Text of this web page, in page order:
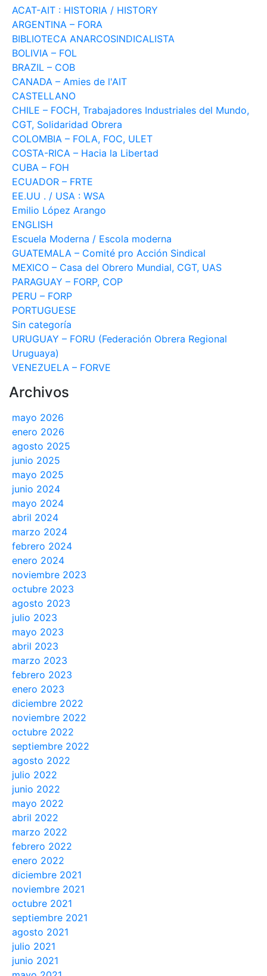
ACAT-AIT : HISTORIA / HISTORY
ARGENTINA – FORA
BIBLIOTECA ANARCOSINDICALISTA
BOLIVIA – FOL
BRAZIL – COB
CANADA – Amies de l'AIT
CASTELLANO
CHILE – FOCH, Trabajadores Industriales del Mundo,
CGT, Solidaridad Obrera
COLOMBIA – FOLA, FOC, ULET
COSTA-RICA – Hacia la Libertad
CUBA – FOH
ECUADOR – FRTE
EE.UU . / USA : WSA
Emilio López Arango
ENGLISH
Escuela Moderna / Escola moderna
GUATEMALA – Comité pro Acción Sindical
MEXICO – Casa del Obrero Mundial, CGT, UAS
PARAGUAY – FORP, COP
PERU – FORP
PORTUGUESE
Sin categoría
URUGUAY – FORU (Federación Obrera Regional
Uruguaya)
VENEZUELA – FORVE
Archivos
mayo 2026
enero 2026
agosto 2025
junio 2025
mayo 2025
junio 2024
mayo 2024
abril 2024
marzo 2024
febrero 2024
enero 2024
noviembre 2023
octubre 2023
agosto 2023
julio 2023
mayo 2023
abril 2023
marzo 2023
febrero 2023
enero 2023
diciembre 2022
noviembre 2022
octubre 2022
septiembre 2022
agosto 2022
julio 2022
junio 2022
mayo 2022
abril 2022
marzo 2022
febrero 2022
enero 2022
diciembre 2021
noviembre 2021
octubre 2021
septiembre 2021
agosto 2021
julio 2021
junio 2021